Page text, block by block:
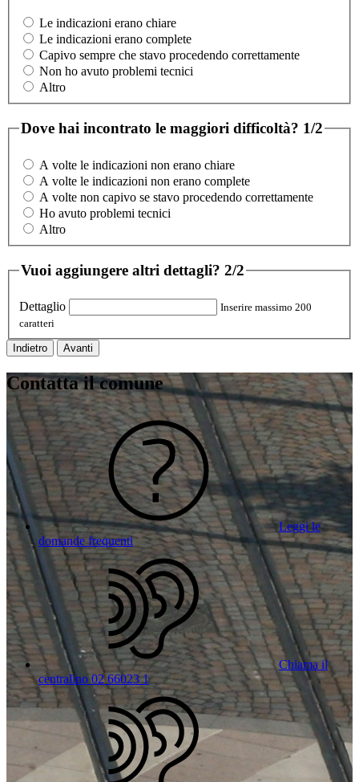
Le indicazioni erano chiare
Le indicazioni erano complete
Capivo sempre che stavo procedendo correttamente
Non ho avuto problemi tecnici
Altro
Dove hai incontrato le maggiori difficoltà? 1/2
A volte le indicazioni non erano chiare
A volte le indicazioni non erano complete
A volte non capivo se stavo procedendo correttamente
Ho avuto problemi tecnici
Altro
Vuoi aggiungere altri dettagli? 2/2
Dettaglio
Inserire massimo 200
caratteri
Indietro Avanti
Contatta il comune
Leggi le
domande frequenti
Chiama il
centralino 02 66023 1